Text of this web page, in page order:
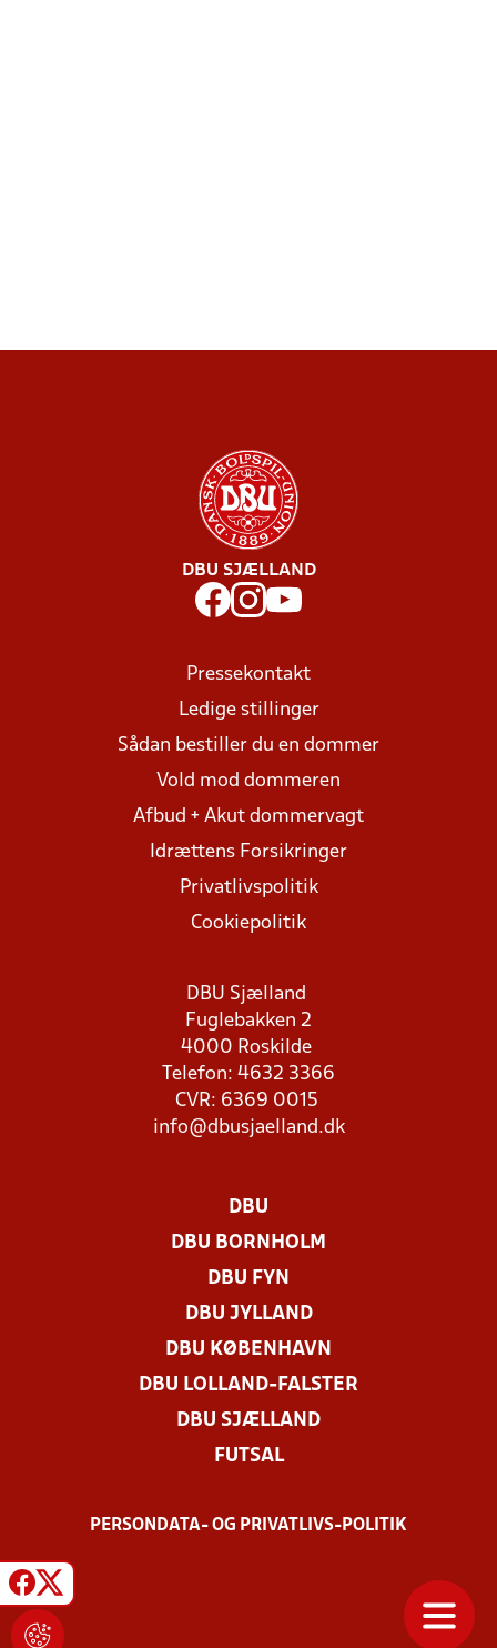
DBU SJÆLLAND
Pressekontakt
Ledige stillinger
Sådan bestiller du en dommer
Vold mod dommeren
Afbud + Akut dommervagt
Idrættens Forsikringer
Privatlivspolitik
Cookiepolitik
DBU Sjælland
Fuglebakken 2
4000 Roskilde
Telefon: 4632 3366
CVR: 6369 0015
info@dbusjaelland.dk
DBU
DBU BORNHOLM
DBU FYN
DBU JYLLAND
DBU KØBENHAVN
DBU LOLLAND-FALSTER
DBU SJÆLLAND
FUTSAL
PERSONDATA- OG PRIVATLIVS-POLITIK